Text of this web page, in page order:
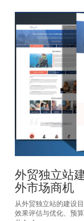
外贸独立站
外市场商机
从外贸独立站的建设
效果评估与优化、预